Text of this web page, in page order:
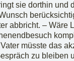
sie dorthin und
abbricht. – Wäre
müsste das
zu bleiben